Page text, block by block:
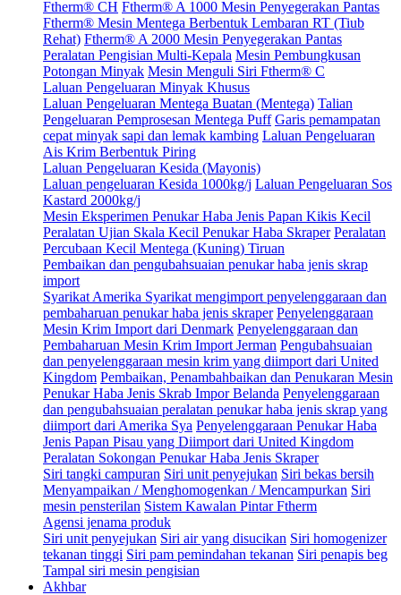
Ftherm® CH Ftherm® A 1000 Mesin Penyegerakan Pantas
Ftherm® Mesin Mentega Berbentuk Lembaran RT (Tiub
Rehat) Ftherm® A 2000 Mesin Penyegerakan Pantas
Peralatan Pengisian Multi-Kepala Mesin Pembungkusan
Potongan Minyak Mesin Menguli Siri Ftherm® C
Laluan Pengeluaran Minyak Khusus
Laluan Pengeluaran Mentega Buatan (Mentega) Talian
Pengeluaran Pemprosesan Mentega Puff Garis pemampatan
cepat minyak sapi dan lemak kambing Laluan Pengeluaran
Ais Krim Berbentuk Piring
Laluan Pengeluaran Kesida (Mayonis)
Laluan pengeluaran Kesida 1000kg/j Laluan Pengeluaran Sos
Kastard 2000kg/j
Mesin Eksperimen Penukar Haba Jenis Papan Kikis Kecil
Peralatan Ujian Skala Kecil Penukar Haba Skraper Peralatan
Percubaan Kecil Mentega (Kuning) Tiruan
Pembaikan dan pengubahsuaian penukar haba jenis skrap
import
Syarikat Amerika Syarikat mengimport penyelenggaraan dan
pembaharuan penukar haba jenis skraper Penyelenggaraan
Mesin Krim Import dari Denmark Penyelenggaraan dan
Pembaharuan Mesin Krim Import Jerman Pengubahsuaian
dan penyelenggaraan mesin krim yang diimport dari United
Kingdom Pembaikan, Penambahbaikan dan Penukaran Mesin
Penukar Haba Jenis Skrab Impor Belanda Penyelenggaraan
dan pengubahsuaian peralatan penukar haba jenis skrap yang
diimport dari Amerika Sya Penyelenggaraan Penukar Haba
Jenis Papan Pisau yang Diimport dari United Kingdom
Peralatan Sokongan Penukar Haba Jenis Skraper
Siri tangki campuran Siri unit penyejukan Siri bekas bersih
Menyampaikan / Menghomogenkan / Mencampurkan Siri
mesin pensterilan Sistem Kawalan Pintar Ftherm
Agensi jenama produk
Siri unit penyejukan Siri air yang disucikan Siri homogenizer
tekanan tinggi Siri pam pemindahan tekanan Siri penapis beg
Tampal siri mesin pengisian
Akhbar